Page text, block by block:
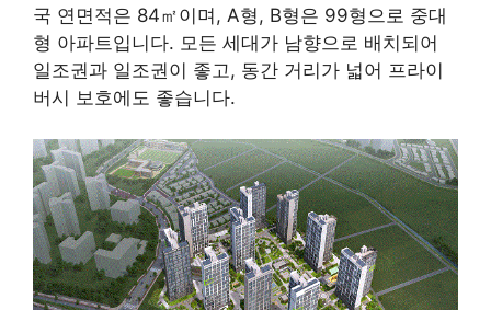
국 연면적은 84㎡이며, A형, B형은 99형으로 중대
형 아파트입니다. 모든 세대가 남향으로 배치되어
일조권과 일조권이 좋고, 동간 거리가 넓어 프라이
버시 보호에도 좋습니다.